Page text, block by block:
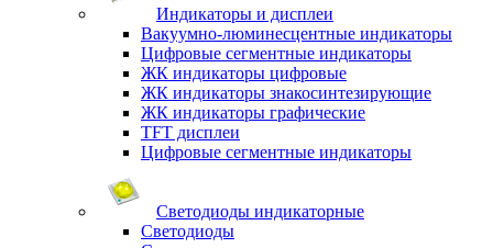
Индикаторы и дисплеи
Вакуумно-люминесцентные индикаторы
Цифровые сегментные индикаторы
ЖК индикаторы цифровые
ЖК индикаторы знакосинтезирующие
ЖК индикаторы графические
TFT дисплеи
Цифровые сегментные индикаторы
Светодиоды индикаторные
Светодиоды